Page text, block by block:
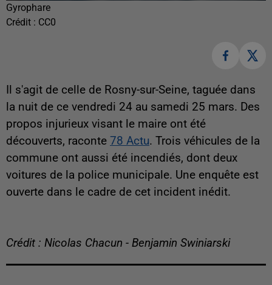
Gyrophare
Crédit : CC0
Il s'agit de celle de Rosny-sur-Seine, taguée dans
la nuit de ce vendredi 24 au samedi 25 mars. Des
propos injurieux visant le maire ont été
découverts, raconte 78 Actu. Trois véhicules de la
commune ont aussi été incendiés, dont deux
voitures de la police municipale. Une enquête est
ouverte dans le cadre de cet incident inédit.
Crédit : Nicolas Chacun - Benjamin Swiniarski